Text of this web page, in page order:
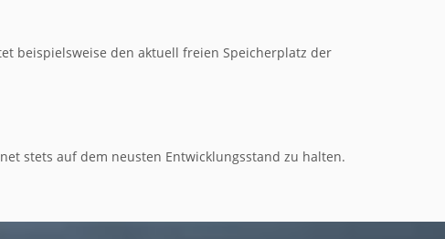
beispielsweise den aktuell freien Speicherplatz der
stets auf dem neusten Entwicklungsstand zu halten.